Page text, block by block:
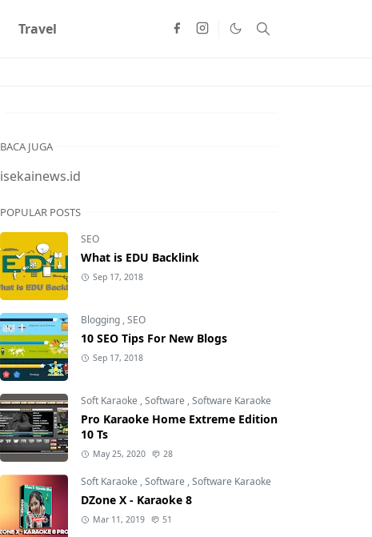
Travel
BACA JUGA
isekainews.id
POPULAR POSTS
SEO
What is EDU Backlink
Sep 17, 2018
Blogging ,SEO
10 SEO Tips For New Blogs
Sep 17, 2018
Soft Karaoke ,Software ,Software Karaoke
Pro Karaoke Home Extreme Edition
10 Ts
May 25, 2020 28
Soft Karaoke ,Software ,Software Karaoke
DZone X - Karaoke 8
Mar 11, 2019 51